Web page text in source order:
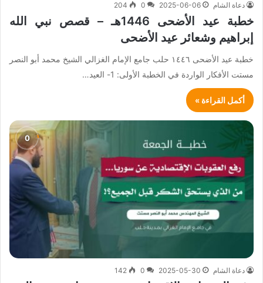
دعاة الشام 2025-06-06
0
204
خطبة عيد الأضحى 1446هـ – قصص نبي الله
إبراهيم وشعائر عيد الأضحى
خطبة عيد الأضحى ١٤٤٦ حلب جامع الإمام الغزالي الشيخ محمد أبو النصر
مستت الأفكار الواردة في الخطبة الأولى: 1- العيد…
أكمل القراءة »
دعاة الشام 2025-05-30
0
142